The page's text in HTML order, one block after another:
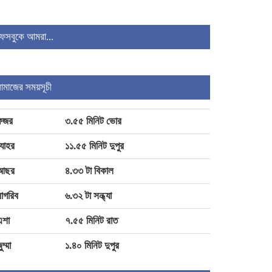
আদালতে মামলা পরিচালনার সময় মৃত্যু
চাঁদপুরের সাবেক বার সভাপতি রুহুল
জিলাপিতে ক্ষতিকর রাসায়নিক,
মেয়াদোত্তীর্ণ পণ্য: চাঁদপুরে ৩
প্রতিষ্ঠানকে জরিমানা
আমরা...
সময়সূচী
৩.৫৫ মিনিট ভোর
১১.৫৫ মিনিট দুপুর
৪.৩৩ টা বিকাল
৬.৩২ টা সন্ধ্যা
৭.৫৫ মিনিট রাত
১.৪০ মিনিট দুপুর